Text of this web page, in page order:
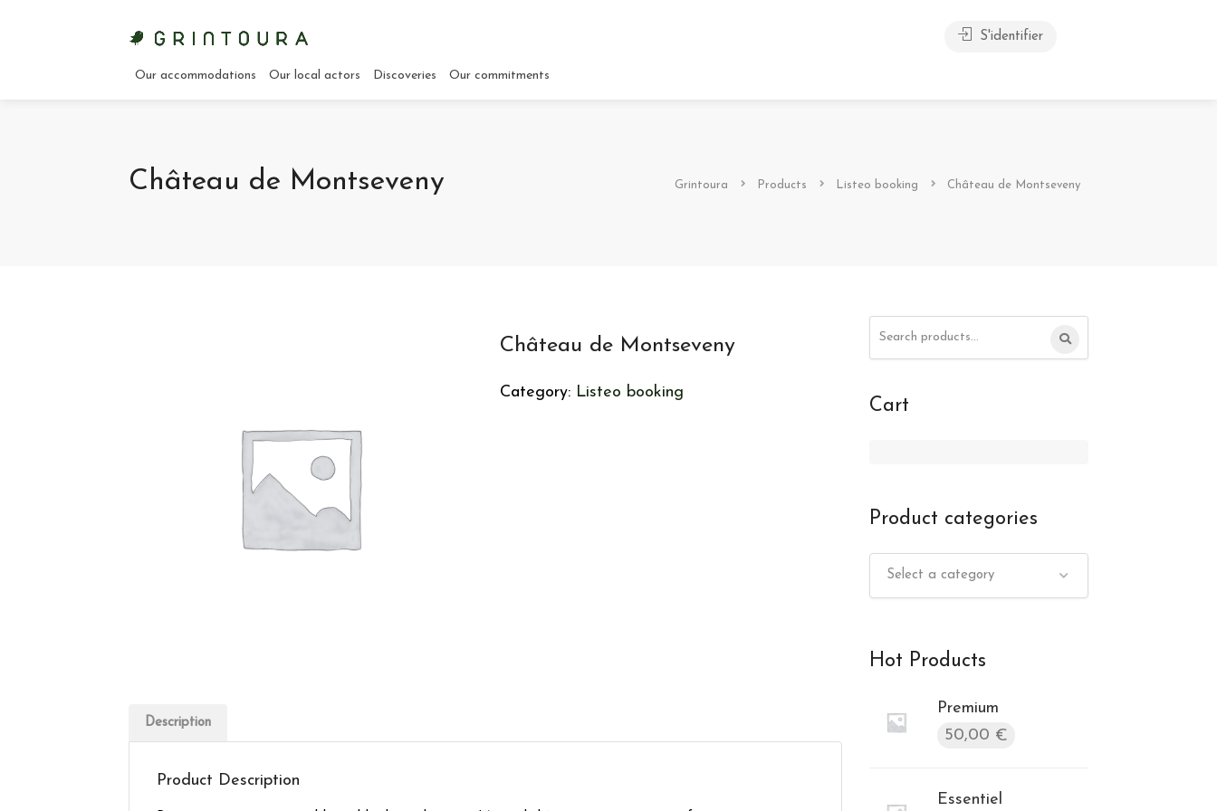
Our accommodations Our local actors Discoveries Our commitments
S'identifier
Château de Montseveny Grintoura Products Listeo booking Château de Montseveny
Château de Montseveny
Category: Listeo booking
Description
Product Description
Cart
Product categories
Select a category
Hot Products
Premium
50,00 €
Essentiel